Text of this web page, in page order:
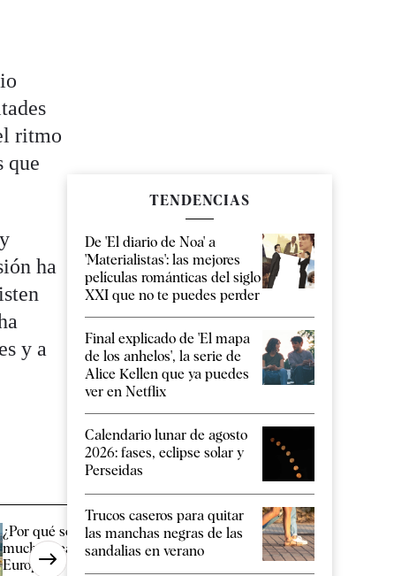
ritmo
que
ha
y a
¿Por qué se están parando
muchos reactores nucleares en
Europa?
Más de 500
pagado este año
200.000 euros [...]
TENDENCIAS
De 'El diario de Noa' a
'Materialistas': las mejores
películas románticas del siglo
XXI que no te puedes perder
Final explicado de 'El mapa
de los anhelos', la serie de
Alice Kellen que ya puedes
ver en Netflix
Calendario lunar de agosto
2026: fases, eclipse solar y
Perseidas
Trucos caseros para quitar
las manchas negras de las
sandalias en verano